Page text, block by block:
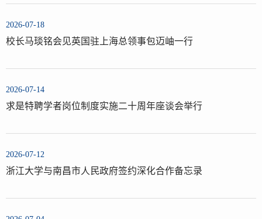
2026-07-18
校长马琰铭会见英国驻上海总领事包迈岫一行
2026-07-14
求是特聘学者岗位制度实施二十周年座谈会举行
2026-07-12
浙江大学与南昌市人民政府签约深化合作备忘录